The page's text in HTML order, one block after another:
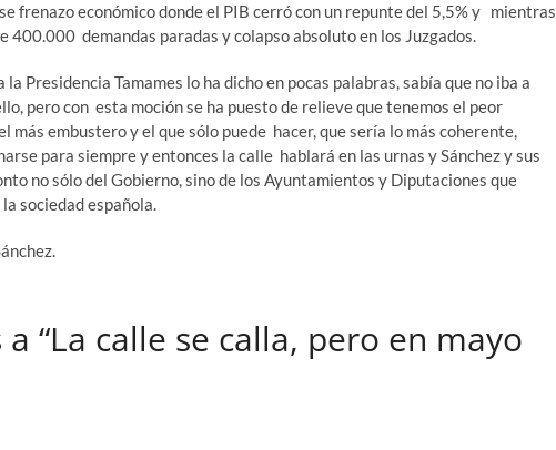
frenazo económico donde el PIB cerró con un repunte del 5,5% y mientras
400.000 demandas paradas y colapso absoluto en los Juzgados.
Presidencia Tamames lo ha dicho en pocas palabras, sabía que no iba a
pero con esta moción se ha puesto de relieve que tenemos el peor
más embustero y el que sólo puede hacer, que sería lo más coherente,
para siempre y entonces la calle hablará en las urnas y Sánchez y sus
no sólo del Gobierno, sino de los Ayuntamientos y Diputaciones que
sociedad española.
“La calle se calla, pero en mayo